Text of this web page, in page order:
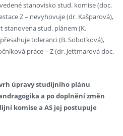
stanovisko stud. komise (doc.
Z – nevyhovuje (dr. Kašparová),
stanovena stud. plánem (K.
toleranci (B. Sobotková),
práce – Z (dr. Jettmarová doc.
úpravy studijního plánu
a po doplnění změn
komise a AS jej postupuje